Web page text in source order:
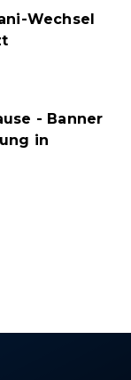
Wechsel
- Banner
in